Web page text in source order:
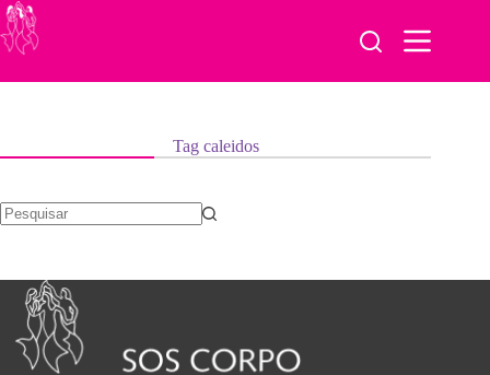
Pular
para
o
Tagcaleidos